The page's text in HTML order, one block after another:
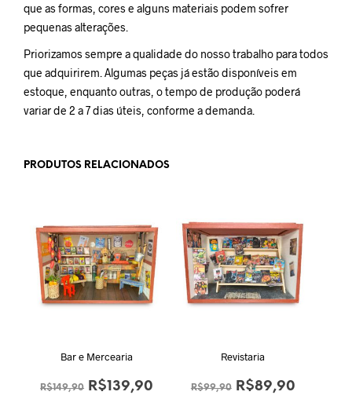
que as formas, cores e alguns materiais podem sofrer
pequenas alterações.
Priorizamos sempre a qualidade do nosso trabalho para todos
que adquirirem. Algumas peças já estão disponíveis em
estoque, enquanto outras, o tempo de produção poderá
variar de 2 a 7 dias úteis, conforme a demanda.
PRODUTOS RELACIONADOS
Bar e Mercearia
R$149,90
O
R$139,90
Revistaria
R$99,90
O
R$89,90O